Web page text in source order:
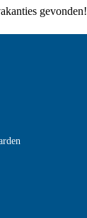
gevonden!